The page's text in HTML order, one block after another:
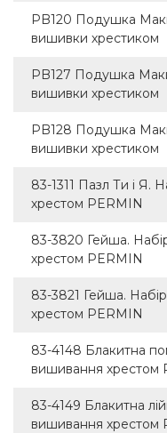
PB120 Подушка
вишивки хрестиком
PB127 Подушка
вишивки хрестиком
PB128 Подушка
вишивки хрестиком
83-1311 Пазл Ти і Я.
хрестом PERMIN
83-3820 Гейша.
хрестом PERMIN
83-3821 Гейша.
хрестом PERMIN
83-4148 Блакитна
вишивання хрестом
83-4149 Блакитна
вишивання хрестом